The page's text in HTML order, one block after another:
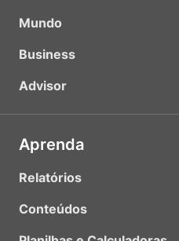
Mundo
Business
Advisor
Aprenda
Relatórios
Conteúdos